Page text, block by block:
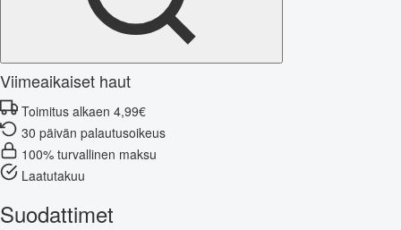
Viimeaikaiset haut
Toimitus alkaen 4,99€
30 päivän palautusoikeus
100% turvallinen maksu
Laatutakuu
Suodattimet